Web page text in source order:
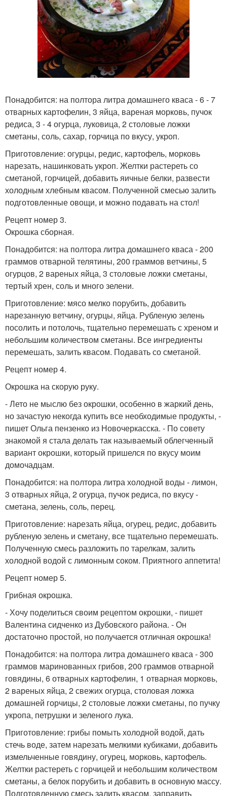
Понадобится: на полтора литра домашнего кваса - 6 - 7
отварных картофелин, 3 яйца, вареная морковь, пучок
редиса, 3 - 4 огурца, луковица, 2 столовые ложки
сметаны, соль, сахар, горчица по вкусу, укроп.
Приготовление: огурцы, редис, картофель, морковь
нарезать, нашинковать укроп. Желтки растереть со
сметаной, горчицей, добавить яичные белки, развести
холодным хлебным квасом. Полученной смесью залить
подготовленные овощи, и можно подавать на стол!
Рецепт номер 3.
Окрошка сборная.
Понадобится: на полтора литра домашнего кваса - 200
граммов отварной телятины, 200 граммов ветчины, 5
огурцов, 2 вареных яйца, 3 столовые ложки сметаны,
тертый хрен, соль и много зелени.
Приготовление: мясо мелко порубить, добавить
нарезанную ветчину, огурцы, яйца. Рубленую зелень
посолить и потолочь, тщательно перемешать с хреном и
небольшим количеством сметаны. Все ингредиенты
перемешать, залить квасом. Подавать со сметаной.
Рецепт номер 4.
Окрошка на скорую руку.
- Лето не мыслю без окрошки, особенно в жаркий день,
но зачастую некогда купить все необходимые продукты, -
пишет Ольга пензенко из Новочеркасска. - По совету
знакомой я стала делать так называемый облегченный
вариант окрошки, который пришелся по вкусу моим
домочадцам.
Понадобится: на полтора литра холодной воды - лимон,
3 отварных яйца, 2 огурца, пучок редиса, по вкусу -
сметана, зелень, соль, перец.
Приготовление: нарезать яйца, огурец, редис, добавить
рубленую зелень и сметану, все тщательно перемешать.
Полученную смесь разложить по тарелкам, залить
холодной водой с лимонным соком. Приятного аппетита!
Рецепт номер 5.
Грибная окрошка.
- Хочу поделиться своим рецептом окрошки, - пишет
Валентина сидченко из Дубовского района. - Он
достаточно простой, но получается отличная окрошка!
Понадобится: на полтора литра домашнего кваса - 300
граммов маринованных грибов, 200 граммов отварной
говядины, 6 отварных картофелин, 1 отварная морковь,
2 вареных яйца, 2 свежих огурца, столовая ложка
домашней горчицы, 2 столовые ложки сметаны, по пучку
укропа, петрушки и зеленого лука.
Приготовление: грибы помыть холодной водой, дать
стечь воде, затем нарезать мелкими кубиками, добавить
измельченные говядину, огурец, морковь, картофель.
Желтки растереть с горчицей и небольшим количеством
сметаны, а белок порубить и добавить в основную массу.
Подготовленную смесь залить квасом, заправить